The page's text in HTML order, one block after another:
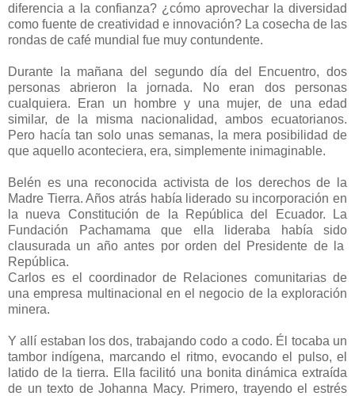
diferencia a la confianza? ¿cómo aprovechar la diversidad
como fuente de creatividad e innovación? La cosecha de las
rondas de café mundial fue muy contundente.
Durante la mañana del segundo día del Encuentro, dos
personas abrieron la jornada. No eran dos personas
cualquiera. Eran un hombre y una mujer, de una edad
similar, de la misma nacionalidad, ambos ecuatorianos.
Pero hacía tan solo unas semanas, la mera posibilidad de
que aquello aconteciera, era, simplemente inimaginable.
Belén es una reconocida activista de los derechos de la
Madre Tierra. Años atrás había liderado su incorporación en
la nueva Constitución de la República del Ecuador. La
Fundación Pachamama que ella lideraba había sido
clausurada un año antes por orden del Presidente de la
República.
Carlos es el coordinador de Relaciones comunitarias de
una empresa multinacional en el negocio de la exploración
minera.
Y allí estaban los dos, trabajando codo a codo. Él tocaba un
tambor indígena, marcando el ritmo, evocando el pulso, el
latido de la tierra. Ella facilitó una bonita dinámica extraída
de un texto de Johanna Macy. Primero, trayendo el estrés